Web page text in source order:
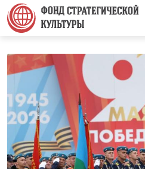
Перейти
основному
содержанию
Основная